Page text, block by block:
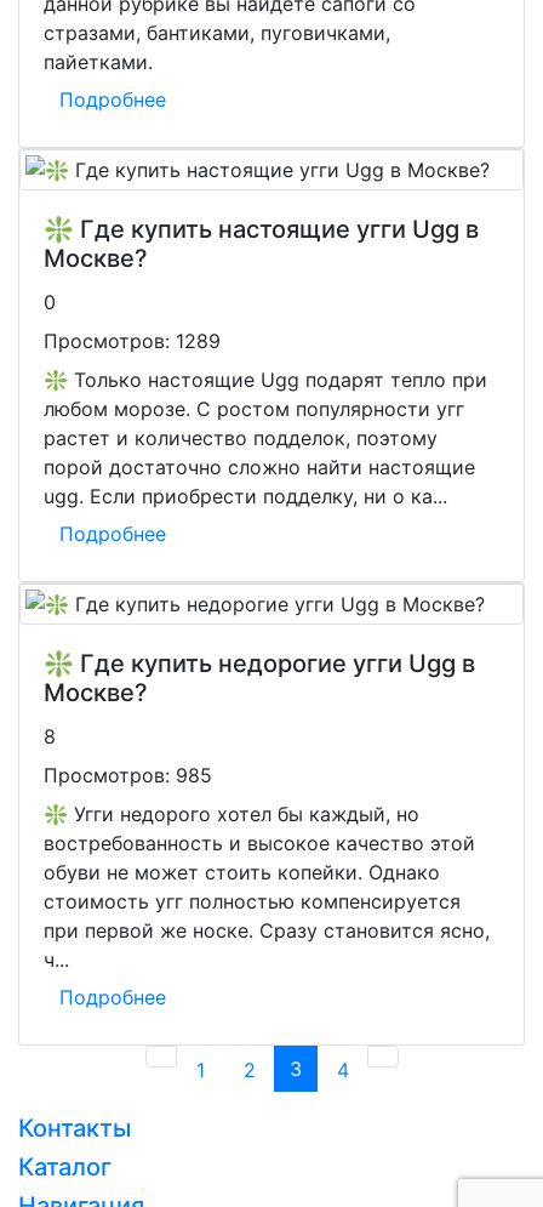
стразами, бантиками, пуговичками,
пайетками.
Подробнее
❇️ Где купить настоящие угги Ugg в
Москве?
0
Просмотров: 1289
❇️ Только настоящие Ugg подарят тепло при
любом морозе. С ростом популярности угг
растет и количество подделок, поэтому
порой достаточно сложно найти настоящие
ugg. Если приобрести подделку, ни о ка...
Подробнее
❇️ Где купить недорогие угги Ugg в
Москве?
8
Просмотров: 985
❇️ Угги недорого хотел бы каждый, но
востребованность и высокое качество этой
обуви не может стоить копейки. Однако
стоимость угг полностью компенсируется
при первой же носке. Сразу становится ясно,
ч...
Подробнее
Previous
1 2 3 (current)
4 Next
Загрузка...
Контакты
Каталог